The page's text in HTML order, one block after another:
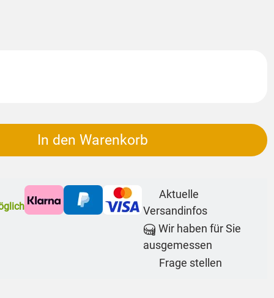
In den Warenkorb
Aktuelle
Versandinfos
Wir haben für Sie
ausgemessen
Frage stellen